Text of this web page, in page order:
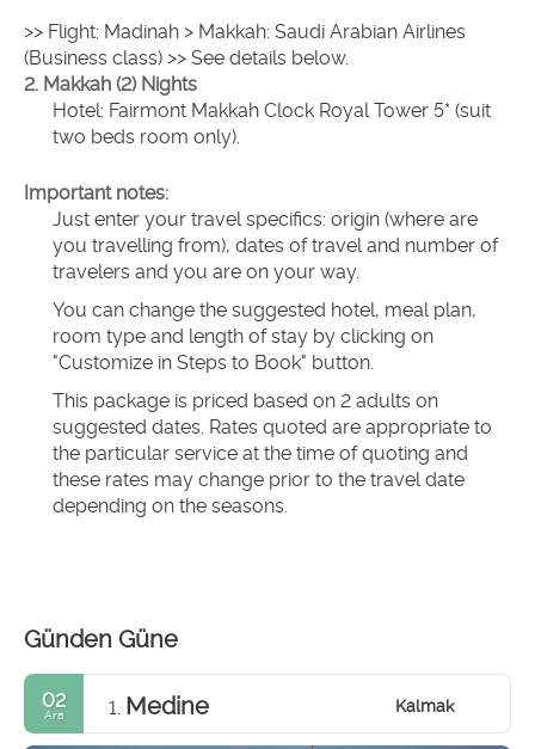
>> Flight: Madinah > Makkah: Saudi Arabian Airlines
(Business class) >> See details below.
2. Makkah (2) Nights
Hotel: Fairmont Makkah Clock Royal Tower 5* (suit
two beds room only).
Important notes:
Just enter your travel specifics: origin (where are
you travelling from), dates of travel and number of
travelers and you are on your way.
You can change the suggested hotel, meal plan,
room type and length of stay by clicking on
"Customize in Steps to Book" button.
This package is priced based on 2 adults on
suggested dates. Rates quoted are appropriate to
the particular service at the time of quoting and
these rates may change prior to the travel date
depending on the seasons.
Günden Güne
02
Ara 1. Medine Kalmak